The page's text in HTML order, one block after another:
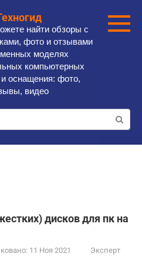
найти обзоры с
фото и отзывами
моделях
компьютерных
и оснащения: фото,
видео
дисков для пк на
11 Ноя 2021
Эксперт